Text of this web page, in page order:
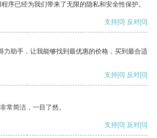
序已经为我们带来了无限的隐私和安全性保护。
支持[0] 反对[0]
力助手，让我能够找到最优惠的价格，买到最合适
支持[0] 反对[0]
常简洁，一目了然。
支持[0] 反对[0]